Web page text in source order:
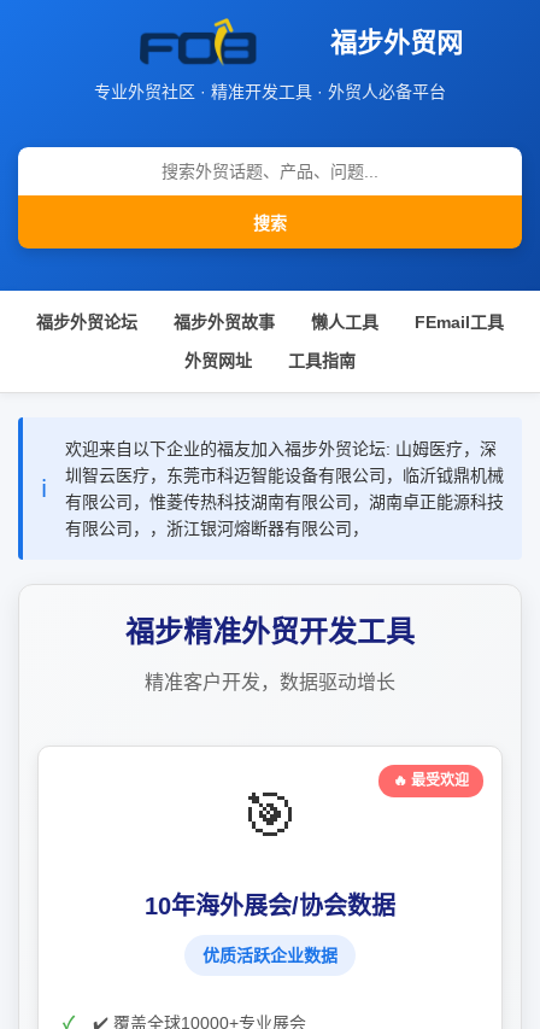
福步外贸网
专业外贸社区 · 精准开发工具 · 外贸人必备平台
搜索
福步外贸论坛 福步外贸故事 懒人工具
FEmail工具
外贸网址
工具指南
ℹ️
欢迎来自以下企业的福友加入福步外贸论坛: 山姆医疗，深
圳智云医疗，东莞市科迈智能设备有限公司，临沂钺鼎机械
有限公司，惟菱传热科技湖南有限公司，湖南卓正能源科技
有限公司，，浙江银河熔断器有限公司，
福步精准外贸开发工具
精准客户开发，数据驱动增长
🔥 最受欢迎
🎯
10年海外展会/协会数据
优质活跃企业数据
✔️ 覆盖全球10000+专业展会